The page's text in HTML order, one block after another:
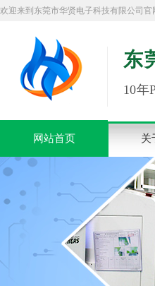
欢迎来到东莞市华贤电子科技有限公司官
东
10年
网站首页 关